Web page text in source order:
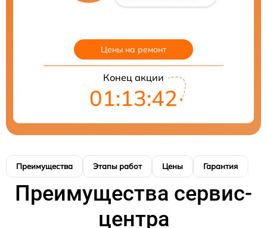
Цены на ремонт
Конец акции
01:13:41
Преимущества Этапы работ Цены Гарантия
Преимущества сервис-
центра